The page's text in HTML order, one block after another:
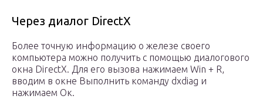
Через диалог DirectX
Более точную информацию о железе своего
компьютера можно получить с помощью диалогового
окна DirectX. Для его вызова нажимаем Win + R,
вводим в окне Выполнить команду dxdiag и
нажимаем Ок.